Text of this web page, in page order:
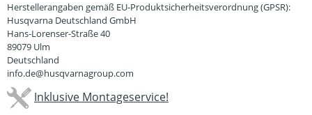
Herstellerangaben gemäß EU-Produktsicherheitsverordnung (GPSR):
Husqvarna Deutschland GmbH
Hans-Lorenser-Straße 40
89079 Ulm
Deutschland
info.de@husqvarnagroup.com
Inklusive Montageservice!